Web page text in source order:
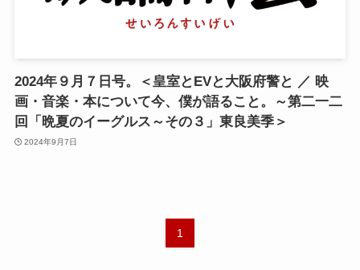
2024年９月７日号。＜皇室とEVと大阪府警と ／ 映
画・音楽・本について今、僕が語ること。～第二一二
回「晩夏のイーグルス～その３」東良美季＞
2024年9月7日
1